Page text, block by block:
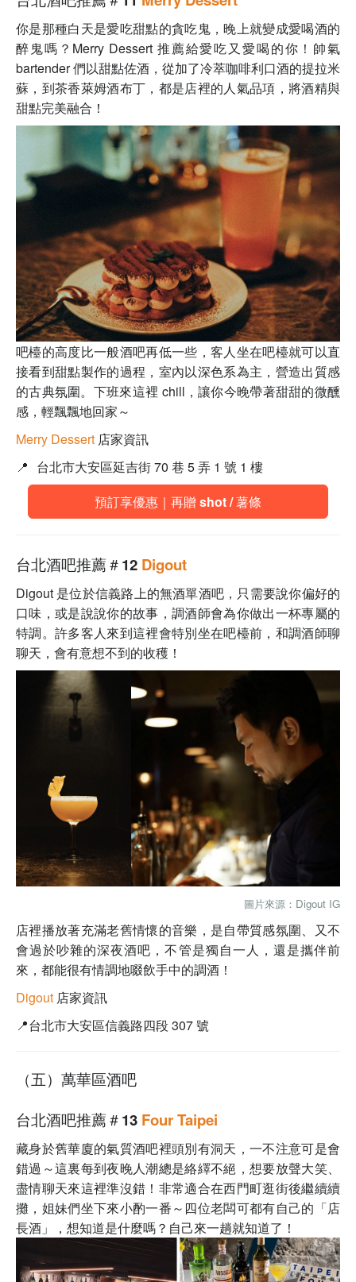
你是那種白天是愛吃甜點的貪吃鬼，晚上就變成愛喝酒的
醉鬼嗎？Merry Dessert 推薦給愛吃又愛喝的你！帥氣
bartender 們以甜點佐酒，從加了冷萃咖啡利口酒的提拉米
蘇，到茶香萊姆酒布丁，都是店裡的人氣品項，將酒精與
甜點完美融合！
吧檯的高度比一般酒吧再低一些，客人坐在吧檯就可以直
接看到甜點製作的過程，室內以深色系為主，營造出質感
的古典氛圍。下班來這裡 chill，讓你今晚帶著甜甜的微醺
感，輕飄飄地回家～
Merry Dessert 店家資訊
📍 台北市大安區延吉街 70 巷 5 弄 1 號 1 樓
預訂享優惠｜再贈 shot / 薯條
台北酒吧推薦＃12 Digout
Digout 是位於信義路上的無酒單酒吧，只需要說你偏好的
口味，或是說說你的故事，調酒師會為你做出一杯專屬的
特調。許多客人來到這裡會特別坐在吧檯前，和調酒師聊
聊天，會有意想不到的收穫！
圖片來源： Digout IG
店裡播放著充滿老舊情懷的音樂，是自帶質感氛圍、又不
會過於吵雜的深夜酒吧，不管是獨自一人，還是攜伴前
來，都能很有情調地啜飲手中的調酒！
Digout 店家資訊
📍台北市大安區信義路四段 307 號
（五）萬華區酒吧
台北酒吧推薦＃13 Four Taipei
藏身於舊華廈的氣質酒吧裡頭別有洞天，一不注意可是會
錯過～這裏每到夜晚人潮總是絡繹不絕，想要放聲大笑、
盡情聊天來這裡準沒錯！非常適合在西門町逛街後繼續續
攤，姐妹們坐下來小酌一番～四位老闆可都有自己的「店
長酒」，想知道是什麼嗎？自己來一趟就知道了！